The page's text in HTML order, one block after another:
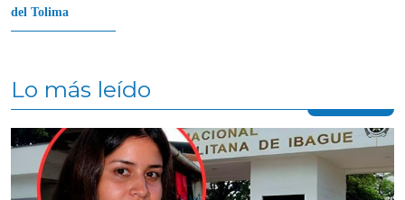
del Tolima
Lo más leído
Contenido multimedia principal